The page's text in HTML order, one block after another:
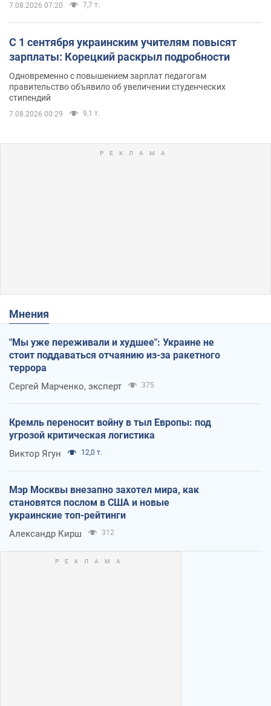
7.08.2026 07:20 7,7 т.
С 1 сентября украинским учителям повысят
зарплаты: Корецкий раскрыл подробности
Одновременно с повышением зарплат педагогам
правительство объявило об увеличении студенческих
стипендий
7.08.2026 00:29 9,1 т.
Мнения
"Мы уже переживали и худшее": Украине не
стоит поддаваться отчаянию из-за ракетного
террора
Сергей Марченко, эксперт 375
Кремль переносит войну в тыл Европы: под
угрозой критическая логистика
Виктор Ягун 12,0 т.
Мэр Москвы внезапно захотел мира, как
становятся послом в США и новые
украинские топ-рейтинги
Александр Кирш 312